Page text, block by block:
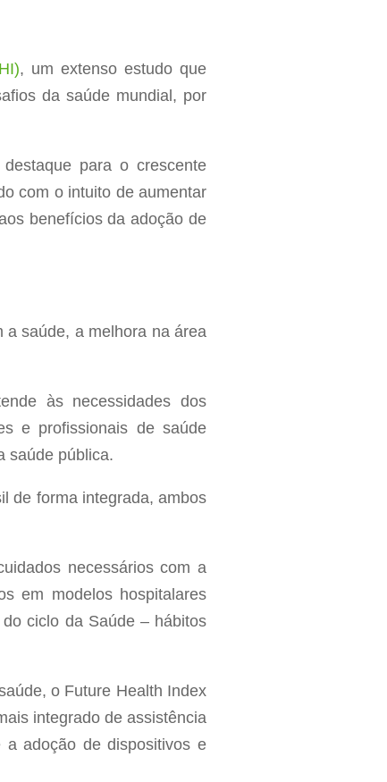
, um extenso estudo que
da saúde mundial, por
para o crescente
com o intuito de aumentar
benefícios da adoção de
a saúde, a melhora na área
às necessidades dos
e profissionais de saúde
saúde pública.
de forma integrada, ambos
necessários com a
em modelos hospitalares
ciclo da Saúde – hábitos
o Future Health Index
integrado de assistência
adoção de dispositivos e